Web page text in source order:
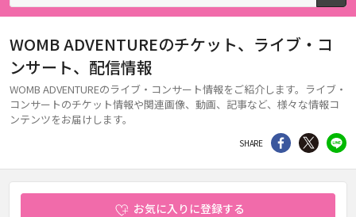
WOMB ADVENTUREのチケット、ライブ・コ
ンサート、配信情報
WOMB ADVENTUREのライブ・コンサート情報をご紹介します。ライブ・
コンサートのチケット情報や関連画像、動画、記事など、様々な情報コ
ンテンツをお届けします。
SHARE シェア Twitter
お気に入りに登録する